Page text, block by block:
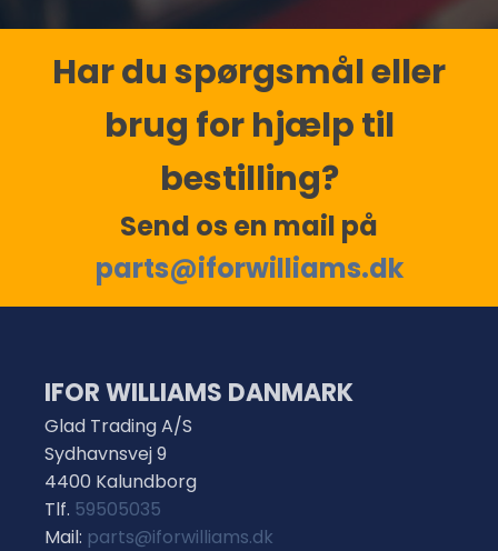
Har du spørgsmål eller
brug for hjælp til
bestilling?
Send os en mail på
parts@iforwilliams.dk
IFOR WILLIAMS DANMARK
Glad Trading A/S
Sydhavnsvej 9
4400 Kalundborg
Tlf. 59505035
Mail: parts@iforwilliams.dk